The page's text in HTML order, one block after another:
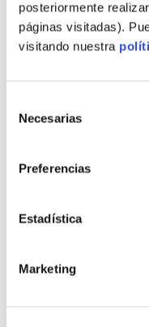
posteriormente
páginas visitadas).
visitando nuestra
Necesarias
Preferencias
Estadística
Marketing
MATERIALES
MATERIALES
MATERIALES
MERCADO Y
MODELO OFF-SITE
MODELOS LLAVE EN
MODELOS